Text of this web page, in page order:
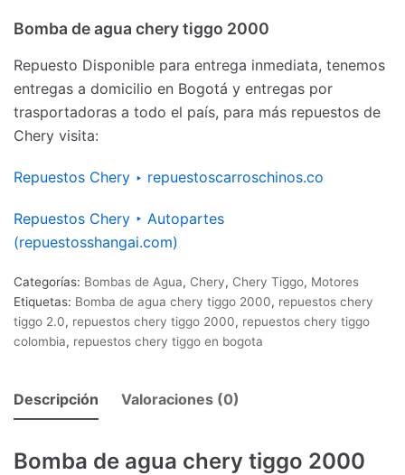
Bomba de agua chery tiggo 2000
Repuesto Disponible para entrega inmediata, tenemos
entregas a domicilio en Bogotá y entregas por
trasportadoras a todo el país, para más repuestos de
Chery visita:
Repuestos Chery ‣ repuestoscarroschinos.co
Repuestos Chery ‣ Autopartes
(repuestosshangai.com)
Categorías: Bombas de Agua, Chery, Chery Tiggo, Motores
Etiquetas: Bomba de agua chery tiggo 2000, repuestos chery
tiggo 2.0, repuestos chery tiggo 2000, repuestos chery tiggo
colombia, repuestos chery tiggo en bogota
Descripción Valoraciones (0)
Bomba de agua chery tiggo 2000